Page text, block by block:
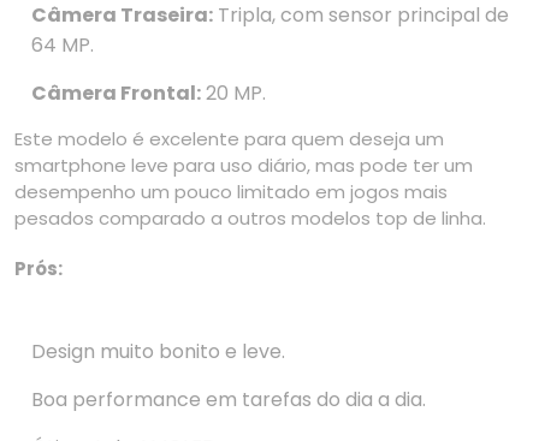
Câmera Traseira: Tripla, com sensor principal de
64 MP.
Câmera Frontal:20 MP.
Este modelo é excelente para quem deseja um
smartphone leve para uso diário, mas pode ter um
desempenho um pouco limitado em jogos mais
pesados comparado a outros modelos top de linha.
Prós:
Design muito bonito e leve.
Boa performance em tarefas do dia a dia.